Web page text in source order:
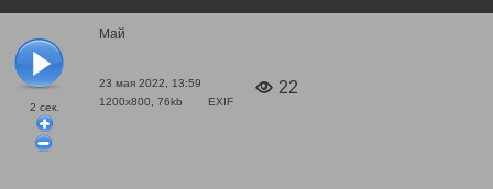
2 сек.
Май
23 мая 2022, 13:59
1200x800, 76kb
EXIF
22